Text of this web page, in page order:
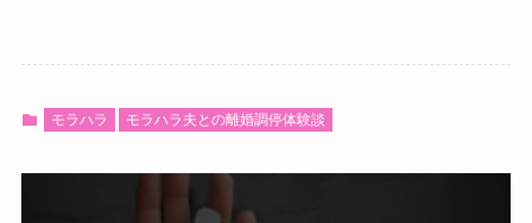
モラハラ モラハラ夫との離婚調停体験談